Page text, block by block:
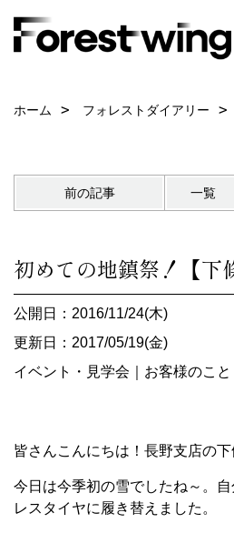
ホーム フォレストダイアリー
前の記事 一覧
初めての地鎮祭！【下
公開日：2016/11/24(木)
更新日：2017/05/19(金)
イベント・見学会
お客様のこと
皆さんこんにちは！長野支店の下
今日は今季初の雪でしたね～。
レスタイヤに履き替えました。